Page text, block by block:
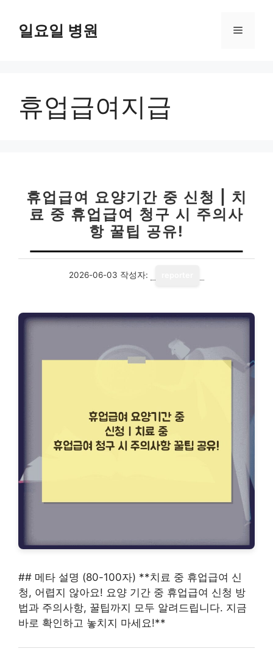
일요일 병원 메
휴업급여지급
휴업급여 요양기간 중 신청 | 치
료 중 휴업급여 청구 시 주의사
항 꿀팁 공유!
2026-06-03 작성자:
## 메타 설명 (80-100자) **치료 중 휴업급여 신
청, 어렵지 않아요! 요양 기간 중 휴업급여 신청 방
법과 주의사항, 꿀팁까지 모두 알려드립니다. 지금
바로 확인하고 놓치지 마세요!**